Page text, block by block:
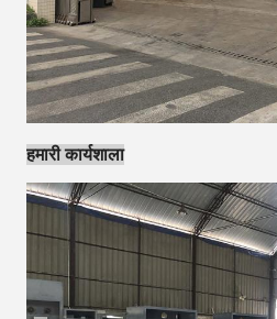
हमारी कार्यशाला